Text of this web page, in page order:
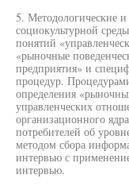
5. Методологические
социокультурной
понятий
«рыночные
предприятия» и
процедур.
определения
управленческих
организационного
потребителей об
методом сбора
интервью с
интервью.